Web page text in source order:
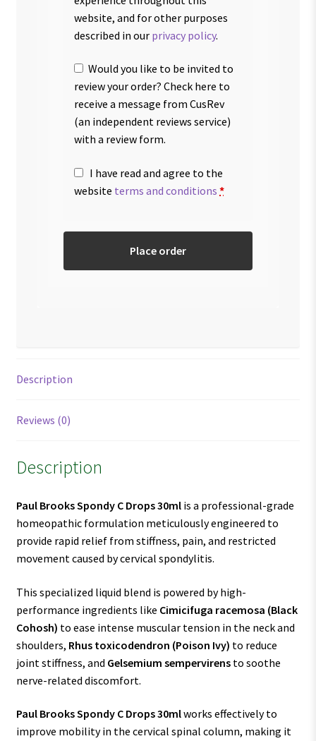
website, and for other purposes
described in our privacy policy.
Would you like to be invited to
review your order? Check here to
receive a message from CusRev
(an independent reviews service)
with a review form.
I have read and agree to the
website terms and conditions *
Place order
Description
Reviews (0)
Description
Paul Brooks Spondy C Drops 30mlis a professional-grade
homeopathic formulation meticulously engineered to
provide rapid relief from stiffness, pain, and restricted
movement caused by cervical spondylitis.
This specialized liquid blend is powered by high-
performance ingredients like Cimicifuga racemosa (Black
Cohosh) to ease intense muscular tension in the neck and
shoulders, Rhus toxicodendron (Poison Ivy) to reduce
joint stiffness, and Gelsemium sempervirensto soothe
nerve-related discomfort.
Paul Brooks Spondy C Drops 30mlworks effectively to
improve mobility in the cervical spinal column, making it